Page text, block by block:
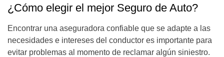
¿Cómo elegir el mejor Seguro de Auto?
Encontrar una aseguradora confiable que se adapte a las
necesidades e intereses del conductor es importante para
evitar problemas al momento de reclamar algún siniestro.